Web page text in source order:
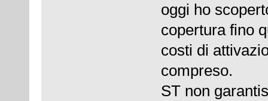
oggi ho
copertura fino
costi di
compreso.
ST non